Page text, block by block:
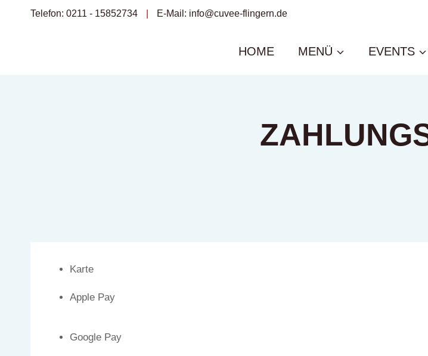
Telefon: 0211 - 15852734 E-Mail: info@cuvee-flingern.de
HOME MENÜ EVENTS
Karte
Apple Pay
Google Pay